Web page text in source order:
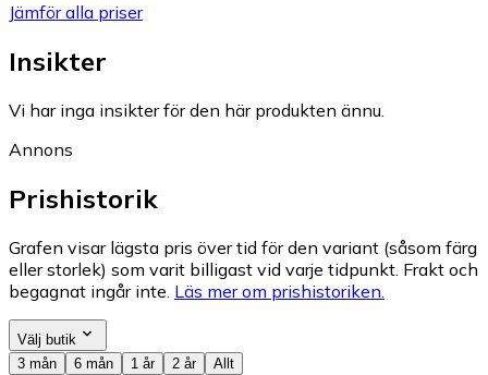
Jämför alla priser
Insikter
Vi har inga insikter för den här produkten ännu.
Annons
Prishistorik
Grafen visar lägsta pris över tid för den variant (såsom färg
eller storlek) som varit billigast vid varje tidpunkt. Frakt och
begagnat ingår inte. Läs mer om prishistoriken.
Välj butik
3 mån
6 mån 1 år 2 år Allt